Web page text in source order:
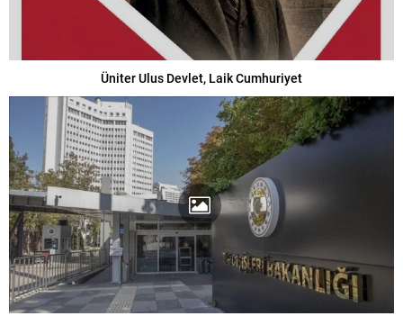
Üniter Ulus Devlet, Laik Cumhuriyet